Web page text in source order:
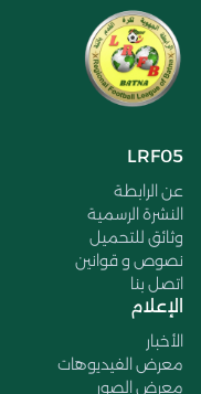
LRF05
عن الرابطة
النشرة الرسمية
وثائق للتحميل
نصوص و قوانين
اتصل بنا
الإعلام
الأخبار
معرض الفيديوهات
معرض الصور